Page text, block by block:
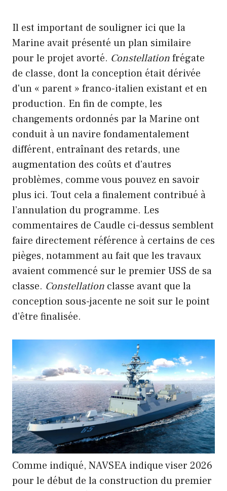
Il est important de souligner ici que la
Marine avait présenté un plan similaire
pour le projet avorté. Constellationfrégate
de classe, dont la conception était dérivée
d'un « parent » franco-italien existant et en
production. En fin de compte, les
changements ordonnés par la Marine ont
conduit à un navire fondamentalement
différent, entraînant des retards, une
augmentation des coûts et d'autres
problèmes, comme vous pouvez en savoir
plus ici. Tout cela a finalement contribué à
l’annulation du programme. Les
commentaires de Caudle ci-dessus semblent
faire directement référence à certains de ces
pièges, notamment au fait que les travaux
avaient commencé sur le premier USS de sa
classe. Constellation classe avant que la
conception sous-jacente ne soit sur le point
d’être finalisée.
Comme indiqué, NAVSEA indique viser 2026
pour le début de la construction du premier